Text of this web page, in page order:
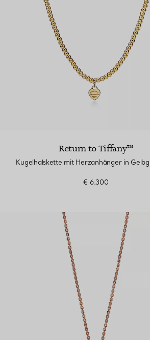
Return to Tiffany™
Kugelhalskette mit Herzanhänger in
€ 6.300